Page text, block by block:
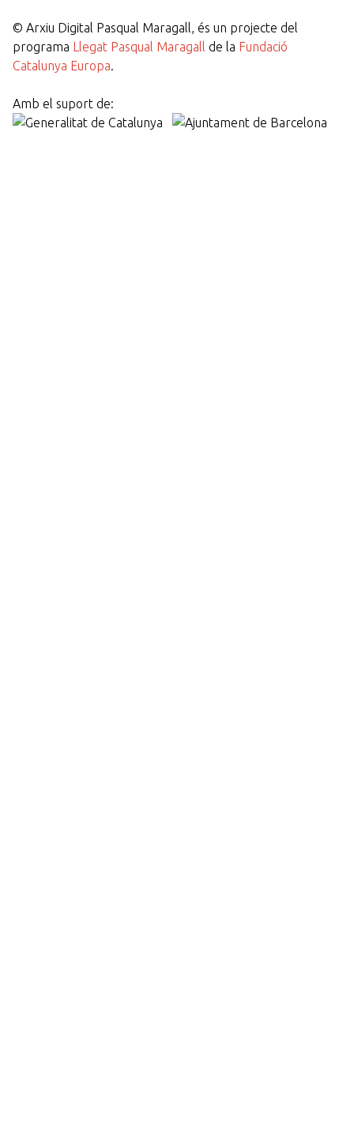
© Arxiu Digital Pasqual Maragall, és un projecte del
programa Llegat Pasqual Maragall de la Fundació
Catalunya Europa.
Amb el suport de: